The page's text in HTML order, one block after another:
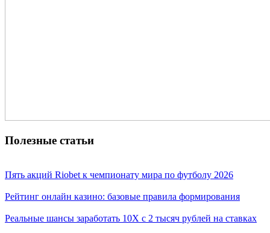
Полезные статьи
Пять акций Riobet к чемпионату мира по футболу 2026
Рейтинг онлайн казино: базовые правила формирования
Реальные шансы заработать 10X с 2 тысяч рублей на ставках